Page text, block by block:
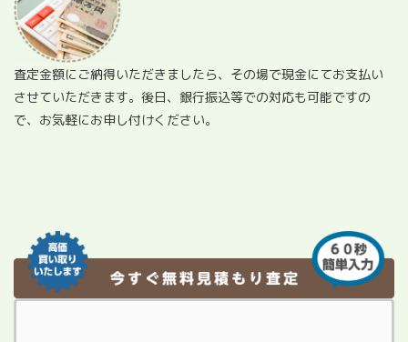
査定金額にご納得いただきましたら、その場で現金にてお支払い
させていただきます。後日、銀行振込等での対応も可能ですの
で、お気軽にお申し付けください。